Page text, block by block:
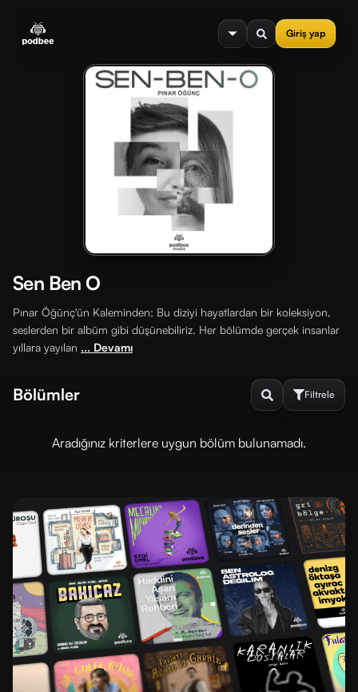
Giriş yap
menu
Sen Ben O
Pınar Öğünç'ün Kaleminden; Bu diziyi hayatlardan bir koleksiyon,
seslerden bir albüm gibi düşünebiliriz. Her bölümde gerçek insanlar
yıllara yayılan ... Devamı
Bölümler Filtrele
Filtrele
DINLENME
DURUMU
Dinlenmedi
Dinlendi
SIRALAMA
En
yeni
En
eski
Aradığınız kriterlere uygun bölüm bulunamadı.